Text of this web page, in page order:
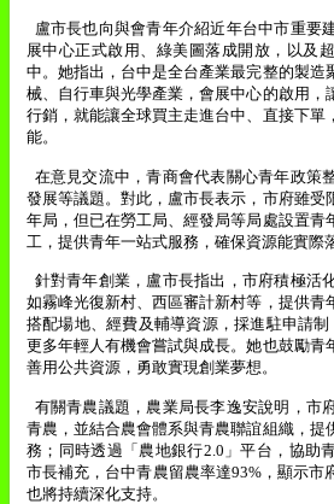
盧市長也向與會青年介紹近年台中市重要
展中心正式啟用、綠美圖落成開放，以及
中。她指出，台中是全台產業最完整的製造
械、自行車與光學產業，會展中心的啟用，
行銷，就能讓全球買主走進台中、直接下單
能。
在意見交流中，青商會代表關心青年政策
發展等議題。對此，盧市長表示，市府雖受
年局，但已在勞工局、經發局等局處設置青
工，提供青年一站式服務，確保資源能實際
針對青年創業，盧市長指出，市府積極活
如霧峰光復新村、西區審計新村等，提供青
搭配場地、經費及輔導資源，採進駐申請
更多年輕人有機會嘗試與成長。她也鼓勵青
善用公共資源，勇敢實現創業夢想。
有關青農議題，農業局長李逸安說明，市
青農，並結合農會體系與青農聯誼組織，提
務；同時透過「農地銀行2.0 」平台，協助
市長補充，台中青農留農率達93%，顯示市
也將持續深化支持。